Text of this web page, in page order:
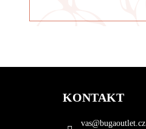
KONTAKT
vas@bugaoutlet.cz